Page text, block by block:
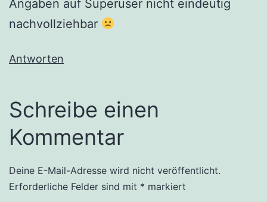
Angaben auf Superuser nicht eindeutig
nachvollziehbar
Antworten
Schreibe einen
Kommentar
Deine E-Mail-Adresse wird nicht veröffentlicht.
Erforderliche Felder sind mit * markiert
Alternative: